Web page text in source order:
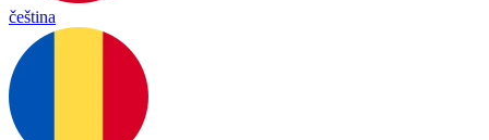
čeština